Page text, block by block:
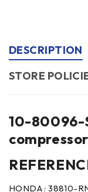
DESCRIPTION
STORE
10-80096-
HONDA : 38810-